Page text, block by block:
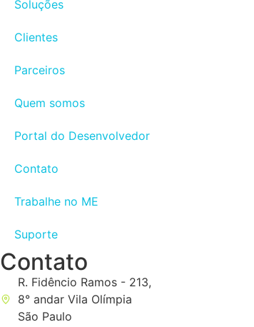
Soluções
Clientes
Parceiros
Quem somos
Portal do Desenvolvedor
Contato
Trabalhe no ME
Suporte
Contato
R. Fidêncio Ramos - 213,
8° andar Vila Olímpia
São Paulo